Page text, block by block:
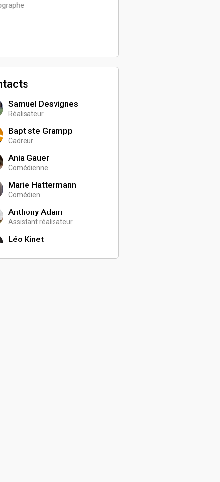
Samuel Desvignes
Réalisateur
Baptiste Grampp
Cadreur
Ania Gauer
Comédienne
Marie Hattermann
Comédien
Anthony Adam
Assistant réalisateur
Léo Kinet